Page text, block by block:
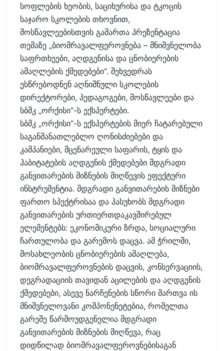
სოფლების ხეობის, საციხურისა და ტკოცის
საჯარო სკოლების თხოვნით,
მოსწავლეებისთვის გამართა პრეზენტაცია
თემაზე „ბიომრავალფეროვნება – მნიშვნელობა
საფრთხეები, აღდგენისა და ცნობიერების
ამაღლების ქმედებები“. შეხვედრას
ესწრებოდნენ აღნიშნული სკოლების
დირექტორები, პედაგოგები, მოსწავლეები და
სბმკ „ორქისი“-ს ექსპერტები.
სბმკ „ორქისი“-ს ექსპერტების მიერ ჩატარებული
საგანმანათლებლო ღონისძიებები და
კამპანიები, მცენარეული საფარის, ტყის და
ჰაბიტატების აღდგენის ქმედებები მდგრადი
განვითარების მიზნების მიღწევის ეფექტური
ინსტრუმენტია. მდგრადი განვითარების მიზნები
ფართო სპექტრისაა და პასუხობს მდგრადი
განვითარების ურთიერთდაკავშირებულ
ელემენტებს: ეკონომიკური ზრდა, სოციალური
ჩართულობა და გარემოს დაცვა. ამ ჭრილში,
მოსახლეობის ცნობიერების ამაღლება,
ბიომრავალფეროვნების დაცვის, კონსერვაციის,
დეგრადაციის თავიდან აცილების და აღდგენის
ქმედებები, ასევე ნარჩენების სწორი მართვა ის
მნიშვნელოვანი კომპონენეტებია, რომელთა
გარეშე წარმოუდგენელია მდგრადი
განვითარების მიზნების მიღწევა, რაც
დიდწილად ბიომრავალფეროვნებისაგან